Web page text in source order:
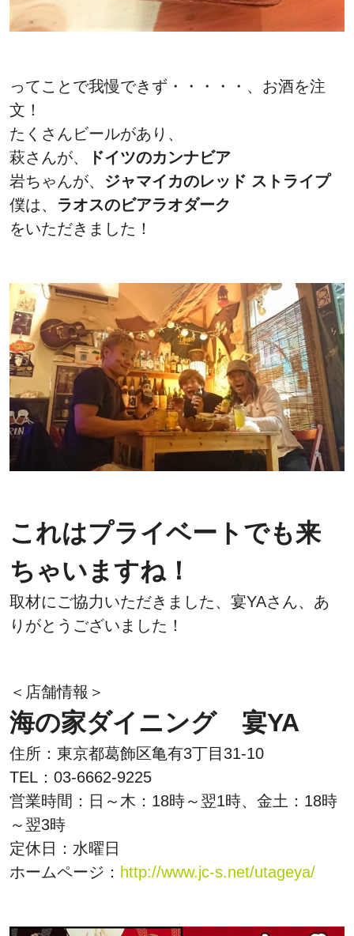
ってことで我慢できず・・・・・、お酒を注
文！
たくさんビールがあり、
萩さんが、
ドイツのカンナビア
岩ちゃんが、 ジャマイカのレッド ストライプ
僕は、 ラオスのビアラオダーク
をいただきました！
これはプライベートでも来
ちゃいますね！
取材にご協力いただきました、宴YAさん、あ
りがとうございました！
＜店舗情報＞
海の家ダイニング 宴YA
住所：東京都葛飾区亀有3丁目31-10
TEL：03-6662-9225
営業時間：日～木：18時～翌1時、金土：18時
～翌3時
定休日：水曜日
ホームページ： http://www.jc-s.net/utageya/